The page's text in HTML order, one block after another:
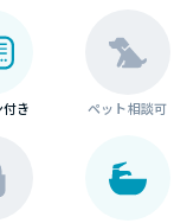
き ペット相談可